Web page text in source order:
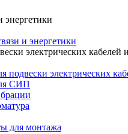
энергетики
и энергетики
электрических кабелей
подвески электрических
СИП
для монтажа